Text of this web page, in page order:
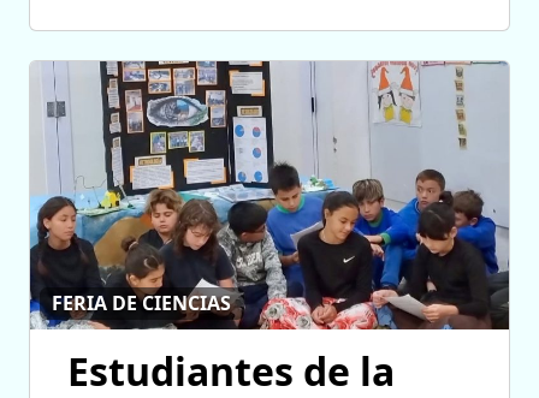
FERIA DE CIENCIAS
Estudiantes de la